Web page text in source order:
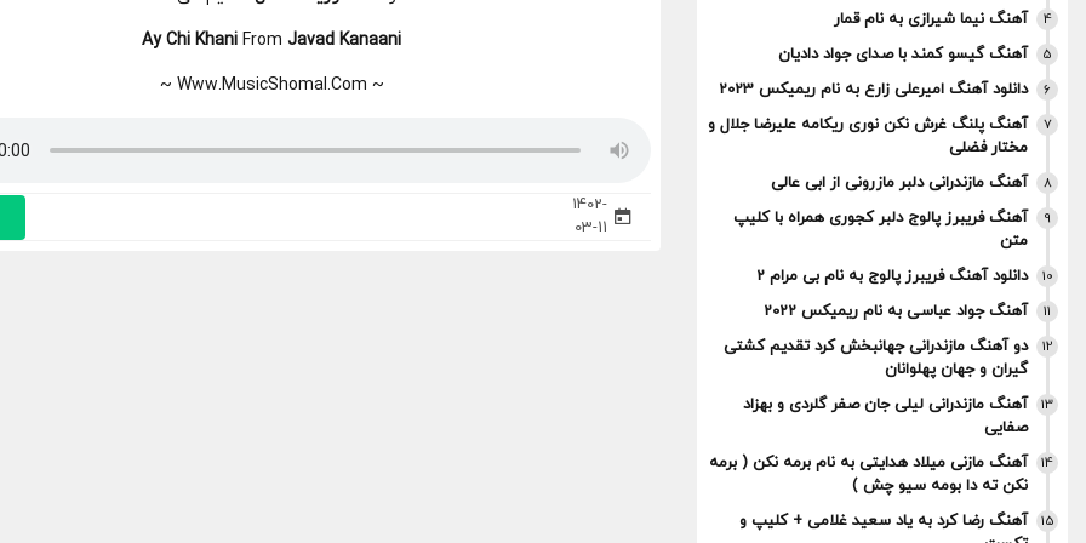
4 آهنگ نیما شیرازی به نام قمار
5 آهنگ گیسو کمند با صدای جواد دادیان
6 دانلود آهنگ امیرعلی زارع به نام ریمیکس 2023
7
آهنگ پلنگ غرش نکن نوری ریکامه علیرضا جلال و
مختار فضلی
8 آهنگ مازندرانی دلبر مازرونی از ابی عالی
9
آهنگ فریبرز پالوج دلبر کجوری همراه با کلیپ
متن
10 دانلود آهنگ فریبرز پالوج به نام بی مرام 2
11 آهنگ جواد عباسی به نام ریمیکس 2022
12
دو آهنگ مازندرانی جهانبخش کرد تقدیم کشتی
گیران و جهان پهلوانان
13
آهنگ مازندرانی لیلی جان صفر گلردی و بهزاد
صفایی
14
آهنگ مازنی میلاد هدایتی به نام برمه نکن ( برمه
نکن ته دا بومه سیو چش )
15
آهنگ رضا کرد به یاد سعید غلامی + کلیپ و
Ay Chi Khani From Javad Kanaani
~ Www.MusicShomal.Com ~
1402-
03-11